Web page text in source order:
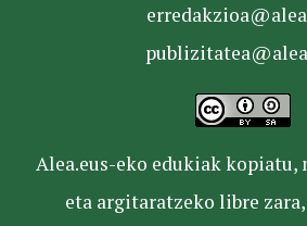
Alea.eus-eko edukiak kopiatu,
eta argitaratzeko libre